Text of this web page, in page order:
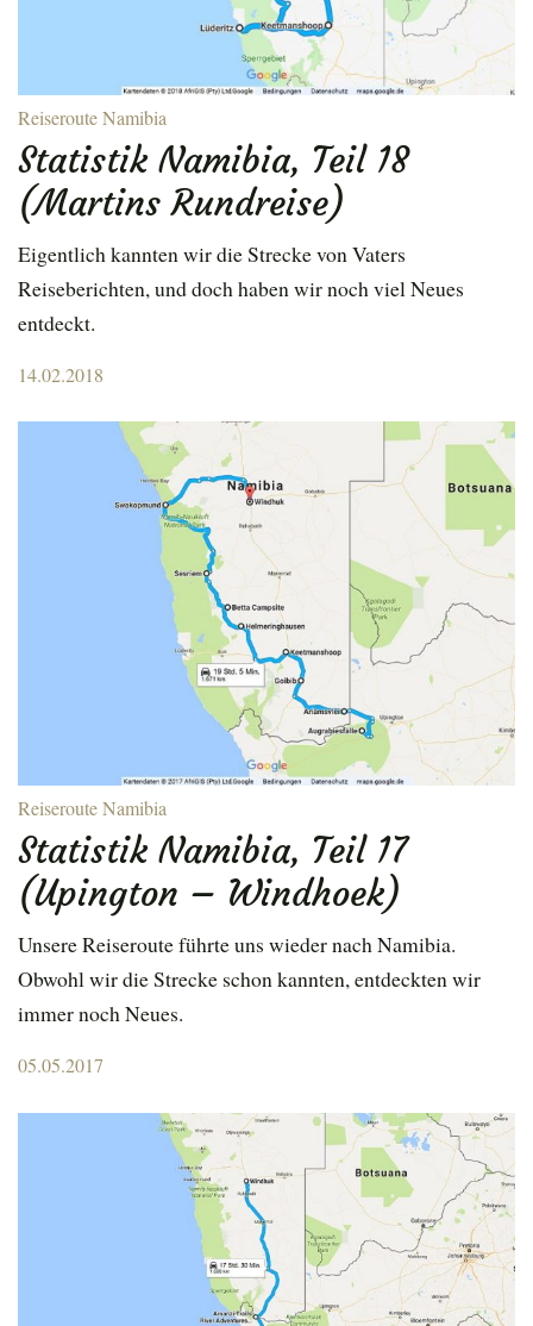
Reiseroute Namibia
Statistik Namibia, Teil 18
(Martins Rundreise)
Eigentlich kannten wir die Strecke von Vaters
Reiseberichten, und doch haben wir noch viel Neues
entdeckt.
Posted
14.02.2018
Reiseroute Namibia
Statistik Namibia, Teil 17
(Upington – Windhoek)
Unsere Reiseroute führte uns wieder nach Namibia.
Obwohl wir die Strecke schon kannten, entdeckten wir
immer noch Neues.
Posted
05.05.2017